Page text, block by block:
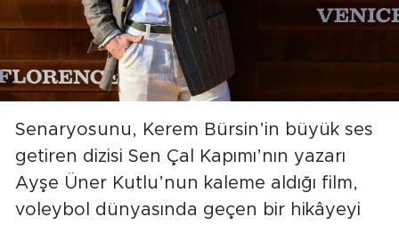
Senaryosunu, Kerem Bürsin’in büyük ses
getiren dizisi Sen Çal Kapımı’nın yazarı
Ayşe Üner Kutlu’nun kaleme aldığı film,
voleybol dünyasında geçen bir hikâyeyi